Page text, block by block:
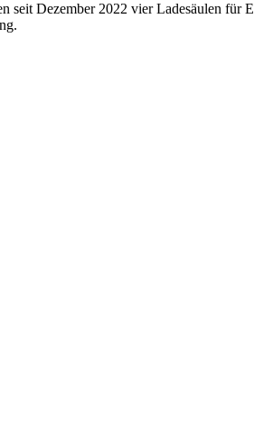
seit Dezember 2022 vier Ladesäulen für E